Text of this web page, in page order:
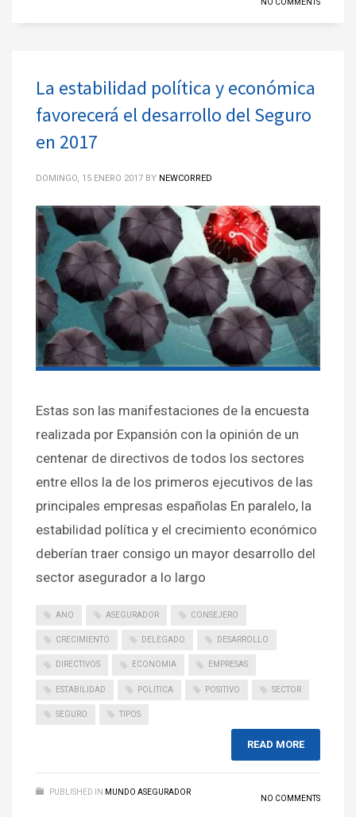
NO COMMENTS
La estabilidad política y económica
favorecerá el desarrollo del Seguro
en 2017
DOMINGO, 15 ENERO 2017 BY NEWCORRED
Estas son las manifestaciones de la encuesta
realizada por Expansión con la opinión de un
centenar de directivos de todos los sectores
entre ellos la de los primeros ejecutivos de las
principales empresas españolas En paralelo, la
estabilidad política y el crecimiento económico
deberían traer consigo un mayor desarrollo del
sector asegurador a lo largo
ANO ASEGURADOR CONSEJERO
CRECIMIENTO DELEGADO DESARROLLO
DIRECTIVOS ECONOMIA EMPRESAS
ESTABILIDAD POLITICA POSITIVO SECTOR
SEGURO TIPOS
READ MORE
PUBLISHED IN MUNDO ASEGURADOR
NO COMMENTS